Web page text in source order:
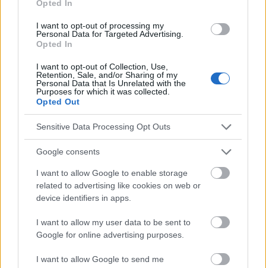
Opted In
I want to opt-out of processing my
Personal Data for Targeted Advertising.
Opted In
I want to opt-out of Collection, Use,
Retention, Sale, and/or Sharing of my
Personal Data that Is Unrelated with the
Purposes for which it was collected.
Opted Out
Sensitive Data Processing Opt Outs
Google consents
I want to allow Google to enable storage
related to advertising like cookies on web or
device identifiers in apps.
I want to allow my user data to be sent to
Google for online advertising purposes.
I want to allow Google to send me